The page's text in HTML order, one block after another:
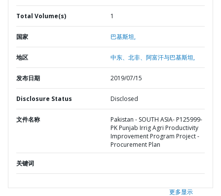
Total Volume(s) 1
国家 巴基斯坦,
地区 中东、北非、阿富汗与巴基斯坦,
发布日期 2019/07/15
Disclosure Status Disclosed
文件名称
Pakistan - SOUTH ASIA- P125999-
PK Punjab Irrig Agri Productivity
Improvement Program Project -
Procurement Plan
关键词
更多显示